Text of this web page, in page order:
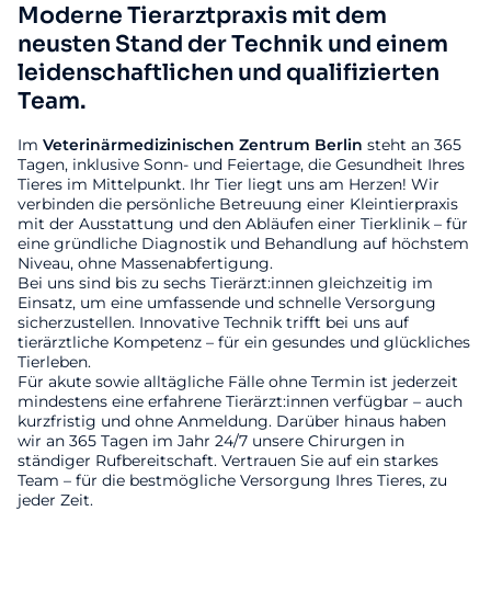
Moderne Tierarztpraxis mit dem
neusten Stand der Technik und einem
leidenschaftlichen und qualifizierten
Team.
Im Veterinärmedizinischen Zentrum Berlin steht an 365
Tagen, inklusive Sonn- und Feiertage, die Gesundheit Ihres
Tieres im Mittelpunkt. Ihr Tier liegt uns am Herzen! Wir
verbinden die persönliche Betreuung einer Kleintierpraxis
mit der Ausstattung und den Abläufen einer Tierklinik – für
eine gründliche Diagnostik und Behandlung auf höchstem
Niveau, ohne Massenabfertigung.
Bei uns sind bis zu sechs Tierärzt:innen gleichzeitig im
Einsatz, um eine umfassende und schnelle Versorgung
sicherzustellen. Innovative Technik trifft bei uns auf
tierärztliche Kompetenz – für ein gesundes und glückliches
Tierleben.
Für akute sowie alltägliche Fälle ohne Termin ist jederzeit
mindestens eine erfahrene Tierärzt:innen verfügbar – auch
kurzfristig und ohne Anmeldung. Darüber hinaus haben
wir an 365 Tagen im Jahr 24/7 unsere Chirurgen in
ständiger Rufbereitschaft. Vertrauen Sie auf ein starkes
Team – für die bestmögliche Versorgung Ihres Tieres, zu
jeder Zeit.